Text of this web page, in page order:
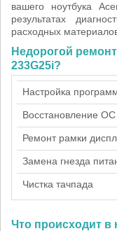
вашего ноутбука
результатах
расходных
Недорогой
233G25i?
Настройка
Восстановление ОС
Ремонт рамки
Замена гнезда
Чистка тачпада
Что происходит в